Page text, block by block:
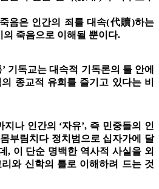
음은 인간의 죄를 대속(代贖)하는
죽음으로 이해될 뿐이다.
기독교는 대속적 기독론의 틀 안에
종교적 유희를 즐기고 있다는 비
나 인간의 ‘자유’, 즉 민중들의 인
부림치다 정치범으로 십자가에 달
, 이 단순 명백한 역사적 사실을 외
와 신학의 틀로 이해하려 드는 것